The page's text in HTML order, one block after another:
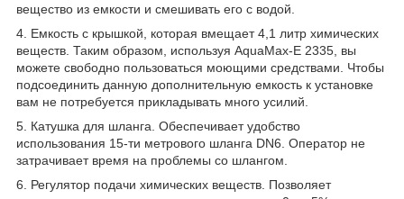
вещество из емкости и смешивать его с водой.
4. Емкость с крышкой, которая вмещает 4,1 литр химических
веществ. Таким образом, используя AquaMax-E 2335, вы
можете свободно пользоваться моющими средствами. Чтобы
подсоединить данную дополнительную емкость к установке
вам не потребуется прикладывать много усилий.
5. Катушка для шланга. Обеспечивает удобство
использования 15-ти метрового шланга DN6. Оператор не
затрачивает время на проблемы со шлангом.
6. Регулятор подачи химических веществ. Позволяет